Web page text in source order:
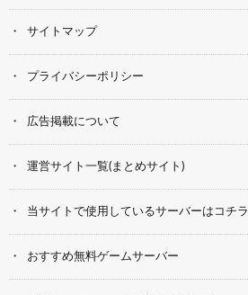
サイトマップ
プライバシーポリシー
広告掲載について
運営サイト一覧(まとめサイト)
当サイトで使用しているサーバーはコチラ
おすすめ無料ゲームサーバー